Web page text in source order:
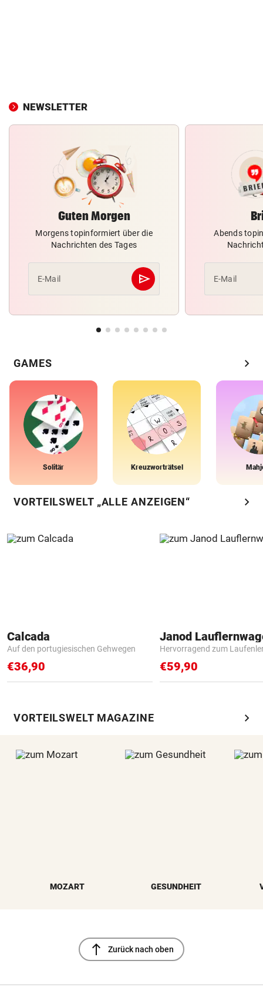
NEWSLETTER
Guten Morgen
Morgens topinformiert über die
Nachrichten des Tages
E-Mail send
Abschicken
Abends
E-Mail
GAMES chevron_right
Solitär Kreuzworträtsel
VORTEILSWELT „ALLE ANZEIGEN“ chevron_right
Calcada
Auf den portugiesischen Gehwegen
€36,90
Janod
Hervorragend zum
€59,90
VORTEILSWELT MAGAZINE chevron_right
MOZART GESUNDHEIT
north Zurück nach oben